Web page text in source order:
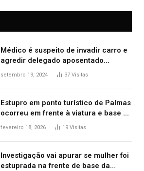
Médico é suspeito de invadir carro e
agredir delegado aposentado
durante confusão no trânsito
setembro 19, 2024 37 Visitas
Estupro em ponto turístico de Palmas
ocorreu em frente à viatura e base de
segurança; polícia investiga
fevereiro 18, 2026 19 Visitas
Investigação vai apurar se mulher foi
estuprada na frente de base da